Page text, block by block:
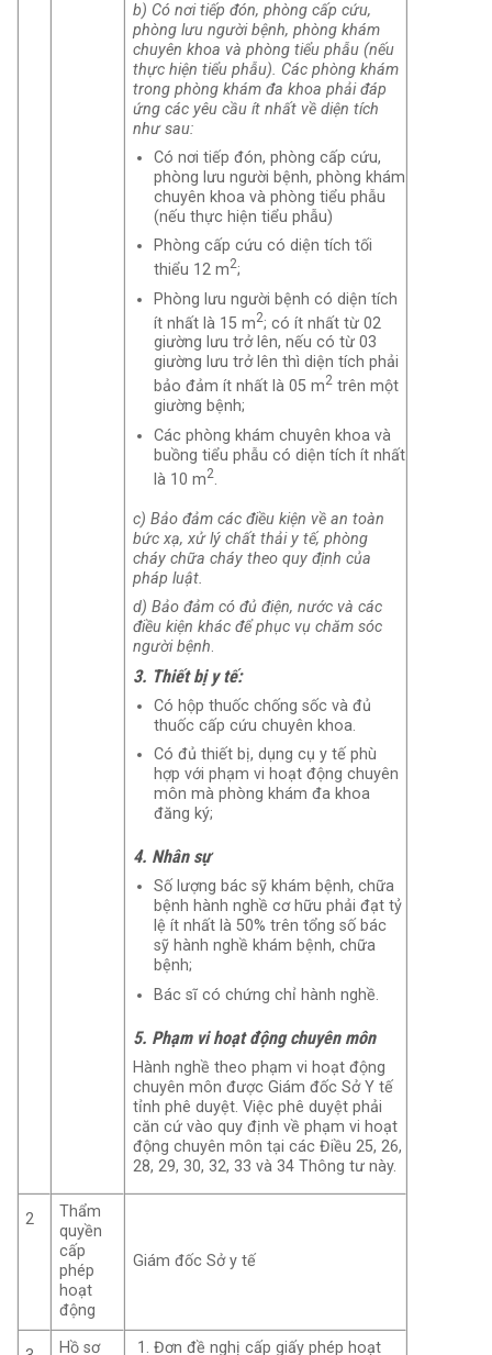
b) Có nơi tiếp đón, phòng cấp cứu,
phòng lưu người bệnh, phòng khám
chuyên khoa và phòng tiểu phẫu (nếu
thực hiện tiểu phẫu). Các phòng khám
trong phòng khám đa khoa phải đáp
ứng các yêu cầu ít nhất về diện tích
như sau:
Có nơi tiếp đón, phòng cấp cứu,
phòng lưu người bệnh, phòng khám
chuyên khoa và phòng tiểu phẫu
(nếu thực hiện tiểu phẫu)
Phòng cấp cứu có diện tích tối
thiểu 12 m2;
Phòng lưu người bệnh có diện tích
ít nhất là 15 m2; có ít nhất từ 02
giường lưu trở lên, nếu có từ 03
giường lưu trở lên thì diện tích phải
bảo đảm ít nhất là 05 m2trên một
giường bệnh;
Các phòng khám chuyên khoa và
buồng tiểu phẫu có diện tích ít nhất
là 10 m2.
c) Bảo đảm các điều kiện về an toàn
bức xạ, xử lý chất thải y tế, phòng
cháy chữa cháy theo quy định của
pháp luật.
d) Bảo đảm có đủ điện, nước và các
điều kiện khác để phục vụ chăm sóc
người bệnh.
3. Thiết bị y tế:
Có hộp thuốc chống sốc và đủ
thuốc cấp cứu chuyên khoa.
Có đủ thiết bị, dụng cụ y tế phù
hợp với phạm vi hoạt động chuyên
môn mà phòng khám đa khoa
đăng ký;
4. Nhân sự
Số lượng bác sỹ khám bệnh, chữa
bệnh hành nghề cơ hữu phải đạt tỷ
lệ ít nhất là 50% trên tổng số bác
sỹ hành nghề khám bệnh, chữa
bệnh;
Bác sĩ có chứng chỉ hành nghề.
5. Phạm vi hoạt động chuyên môn
Hành nghề theo phạm vi hoạt động
chuyên môn được Giám đốc Sở Y tế
tỉnh phê duyệt. Việc phê duyệt phải
căn cứ vào quy định về phạm vi hoạt
động chuyên môn tại các Điều 25, 26,
28, 29, 30, 32, 33 và 34 Thông tư này.
2
Thẩm
quyền
cấp
phép
hoạt
động
Giám đốc Sở y tế
Hồ sơ Đơn đề nghị cấp giấy phép hoạt